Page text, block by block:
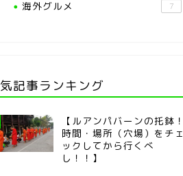
海外グルメ 7
人気記事ランキング
【ルアンパバーンの托鉢！
時間・場所（穴場）をチェ
ックしてから行くべ
し！！】